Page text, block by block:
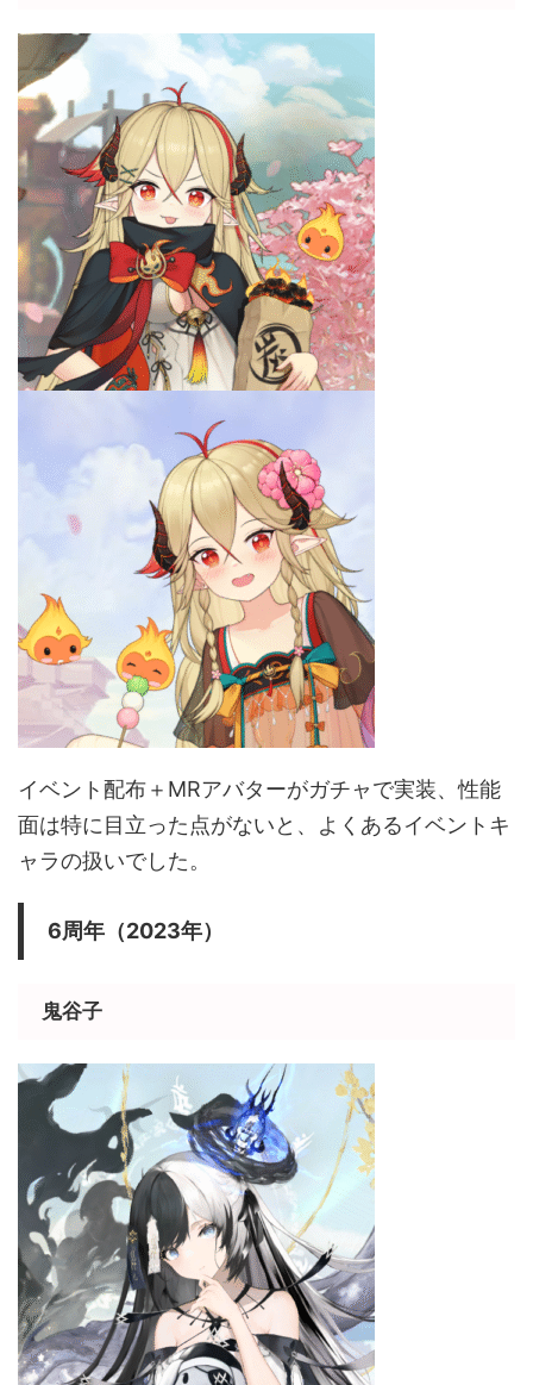
イベント配布＋MRアバターがガチャで実装、性能
面は特に目立った点がないと、よくあるイベントキ
ャラの扱いでした。
6周年（2023年）
鬼谷子